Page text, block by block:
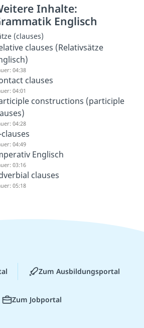
Inhalte:
Englisch
(clauses)
clauses (Relativsätze
04:38
clauses
04:01
constructions (participle
04:28
04:49
Englisch
03:16
clauses
05:18
Zum Ausbildungsportal
Zum Jobportal